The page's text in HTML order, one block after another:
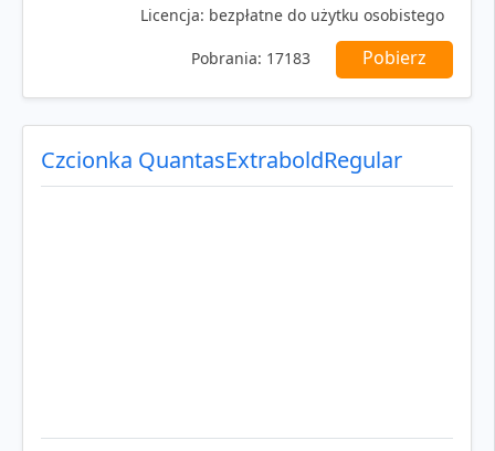
Licencja: bezpłatne do użytku osobistego
Pobrania: 17183 Pobierz
Czcionka QuantasExtraboldRegular